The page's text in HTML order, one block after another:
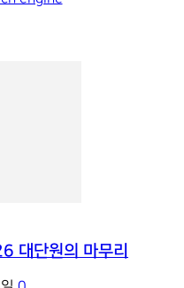
을 아우르는 최훈 박사 특강, 몬테풀
비아와인이야기는 처음이지? 맛있
단원의 마무리